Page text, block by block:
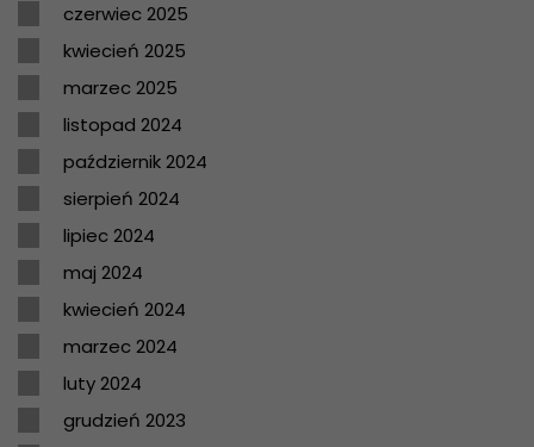
czerwiec 2025
kwiecień 2025
marzec 2025
listopad 2024
październik 2024
sierpień 2024
lipiec 2024
maj 2024
kwiecień 2024
marzec 2024
luty 2024
grudzień 2023